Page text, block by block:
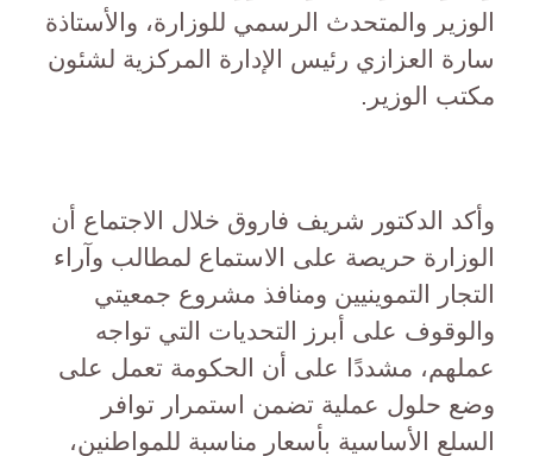
الوزير والمتحدث الرسمي للوزارة، والأستاذة
سارة العزازي رئيس الإدارة المركزية لشئون
مكتب الوزير.
وأكد الدكتور شريف فاروق خلال الاجتماع أن
الوزارة حريصة على الاستماع لمطالب وآراء
التجار التموينيين ومنافذ مشروع جمعيتي
والوقوف على أبرز التحديات التي تواجه
عملهم، مشددًا على أن الحكومة تعمل على
وضع حلول عملية تضمن استمرار توافر
السلع الأساسية بأسعار مناسبة للمواطنين،